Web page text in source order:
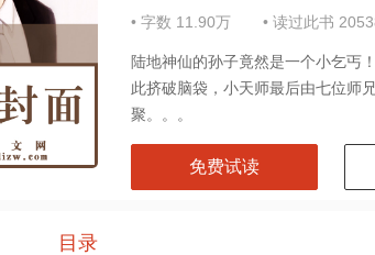
• 字数 11.90万 • 读过此书
陆地神仙的孙子竟然是一个小乞丐
此挤破脑袋，小天师最后由七位师
聚。。。
免费试读
目录